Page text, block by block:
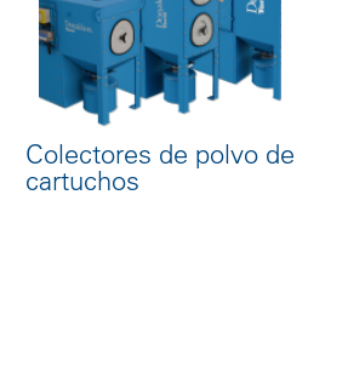
Colectores de polvo de
cartuchos